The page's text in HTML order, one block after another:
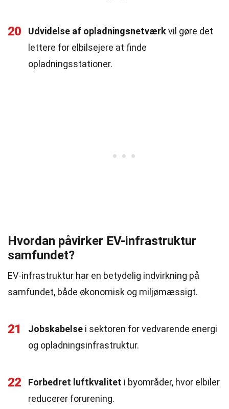
20 Udvidelse af opladningsnetværkvil gøre det
lettere for elbilsejere at finde
opladningsstationer.
Hvordan påvirker EV-infrastruktur
samfundet?
EV-infrastruktur har en betydelig indvirkning på
samfundet, både økonomisk og miljømæssigt.
21 Jobskabelse i sektoren for vedvarende energi
og opladningsinfrastruktur.
22 Forbedret luftkvalitet i byområder, hvor elbiler
reducerer forurening.